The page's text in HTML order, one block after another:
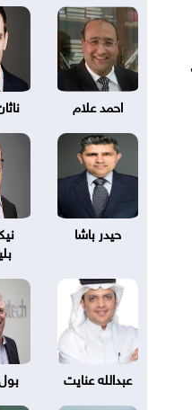
احمد علام
حيدر باشا
عبدالله عنايت